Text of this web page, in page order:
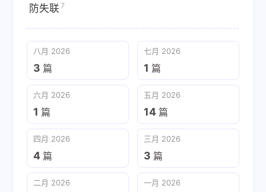
防失联 7
八月 2026
3 篇
七月 2026
1 篇
六月 2026
1 篇
五月 2026
14 篇
四月 2026
4 篇
三月 2026
3 篇
二月 2026 一月 2026